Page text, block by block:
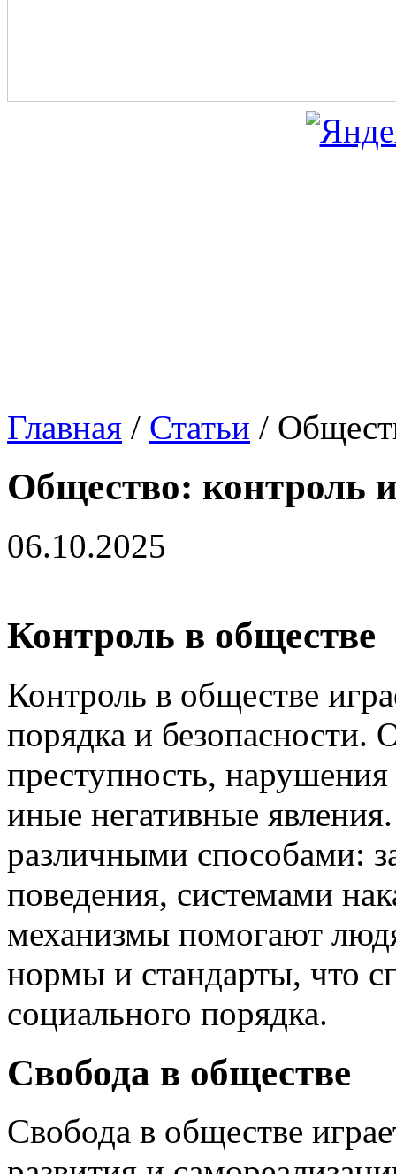
Главная / Статьи /
Общество: контроль
06.10.2025
Контроль в обществе
Контроль в обществе
порядка и безопасности.
преступность,
иные негативные
различными способами:
поведения, системами
механизмы помогают
нормы и стандарты, что
социального порядка.
Свобода в обществе
Свобода в обществе